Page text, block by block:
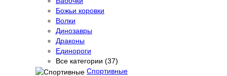
Божьи коровки
Волки
Динозавры
Драконы
Единороги
Все категории (37)
Спортивные